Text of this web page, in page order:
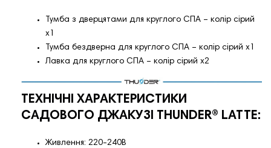
Тумба з дверцятами для круглого СПА – колір сірий
х1
Тумба бездверна для круглого СПА – колір сірий х1
Лавка для круглого СПА – колір сірий х2
ТЕХНІЧНІ ХАРАКТЕРИСТИКИ
САДОВОГО ДЖАКУЗІ THUNDER®️ LATTE:
Живлення: 220-240В